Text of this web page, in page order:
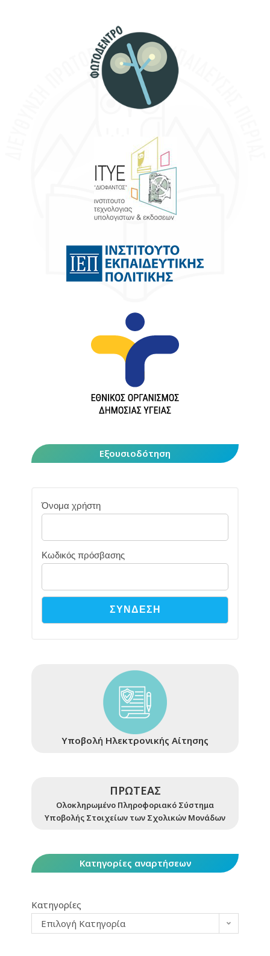
Εξουσιοδότηση
Όνομα χρήστη
Κωδικός πρόσβασης
Υποβολή Ηλεκτρονικής Αίτησης
ΠΡΩΤΕΑΣ
Ολοκληρωμένο Πληροφοριακό Σύστημα
Υποβολής Στοιχείων των Σχολικών Μονάδων
Κατηγορίες αναρτήσεων
Κατηγορίες
Επιλογή Κατηγορία